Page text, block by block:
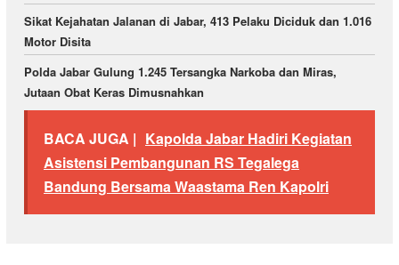
Sikat Kejahatan Jalanan di Jabar, 413 Pelaku Diciduk dan 1.016
Motor Disita
Polda Jabar Gulung 1.245 Tersangka Narkoba dan Miras,
Jutaan Obat Keras Dimusnahkan
BACA JUGA | Kapolda Jabar Hadiri Kegiatan
Asistensi Pembangunan RS Tegalega
Bandung Bersama Waastama Ren Kapolri